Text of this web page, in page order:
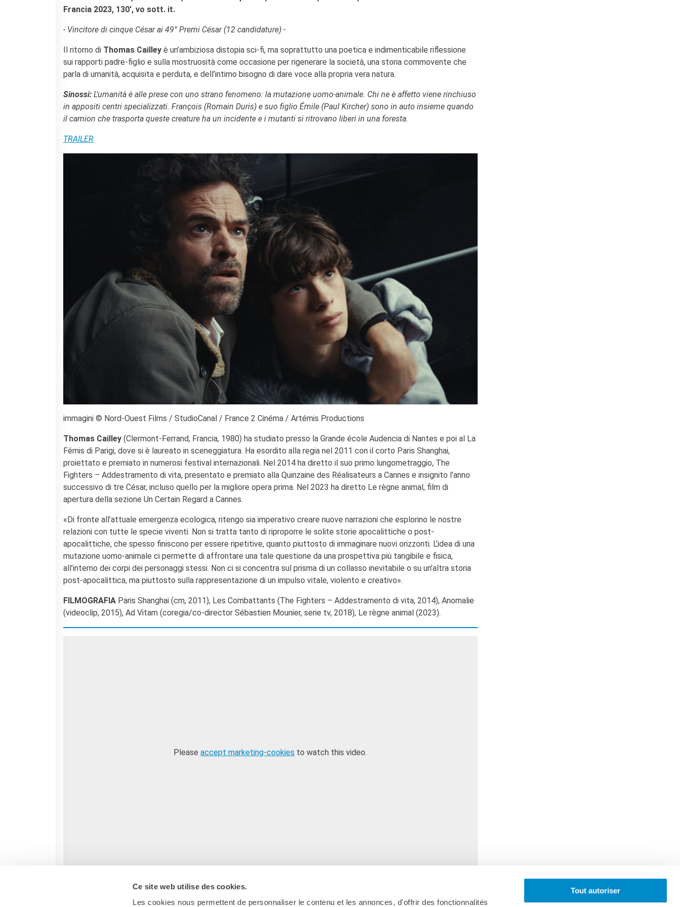
Ce site web utilise des cookies.
Les cookies nous permettent de personnaliser le contenu et les annonces, d'offrir des fonctionnalités
Tout autoriser
Francia 2023, 130′, vo sott. it.
- Vincitore di cinque César ai 49° Premi César (12 candidature) -
Il ritorno di Thomas Cailley è un’ambiziosa distopia sci-fi, ma soprattutto una poetica e indimenticabile riflessione
sui rapporti padre-figlio e sulla mostruosità come occasione per rigenerare la società, una storia commovente che
parla di umanità, acquisita e perduta, e dell’intimo bisogno di dare voce alla propria vera natura.
Sinossi: L’umanità è alle prese con uno strano fenomeno: la mutazione uomo-animale. Chi ne è affetto viene rinchiuso
in appositi centri specializzati. François (Romain Duris) e suo figlio Émile (Paul Kircher) sono in auto insieme quando
il camion che trasporta queste creature ha un incidente e i mutanti si ritrovano liberi in una foresta.
TRAILER
immagini © Nord-Ouest Films / StudioCanal / France 2 Cinéma / Artémis Productions
Thomas Cailley (Clermont-Ferrand, Francia, 1980) ha studiato presso la Grande école Audencia di Nantes e poi al La
Fémis di Parigi, dove si è laureato in sceneggiatura. Ha esordito alla regia nel 2011 con il corto Paris Shanghai,
proiettato e premiato in numerosi festival internazionali. Nel 2014 ha diretto il suo primo lungometraggio, The
Fighters – Addestramento di vita, presentato e premiato alla Quinzaine des Réalisateurs a Cannes e insignito l’anno
successivo di tre César, incluso quello per la migliore opera prima. Nel 2023 ha diretto Le règne animal, film di
apertura della sezione Un Certain Regard a Cannes.
«Di fronte all’attuale emergenza ecologica, ritengo sia imperativo creare nuove narrazioni che esplorino le nostre
relazioni con tutte le specie viventi. Non si tratta tanto di riproporre le solite storie apocalittiche o post-
apocalittiche, che spesso finiscono per essere ripetitive, quanto piuttosto di immaginare nuovi orizzonti. L’idea di una
mutazione uomo-animale ci permette di affrontare una tale questione da una prospettiva più tangibile e fisica,
all’interno dei corpi dei personaggi stessi. Non ci si concentra sul prisma di un collasso inevitabile o su un’altra storia
post-apocalittica, ma piuttosto sulla rappresentazione di un impulso vitale, violento e creativo».
FILMOGRAFIA Paris Shanghai (cm, 2011), Les Combattants (The Fighters – Addestramento di vita, 2014), Anomalie
(videoclip, 2015), Ad Vitam (coregia/co-director Sébastien Mounier, serie tv, 2018), Le règne animal (2023).
Pleaseaccept marketing-cookies to watch this video.